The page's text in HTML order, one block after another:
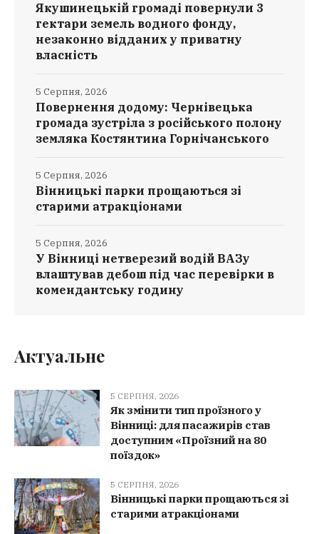
Якушинецькій громаді повернули 3
гектари земель водного фонду,
незаконно відданих у приватну
власність
Повернення додому: Чернівецька
громада зустріла з російського полону
земляка Костянтина Горнічанського
5 Серпня, 2026
Вінницькі парки прощаються зі
старими атракціонами
5 Серпня, 2026
У Вінниці нетверезий водій ВАЗу
влаштував дебош під час перевірки в
комендантську годину
5 Серпня, 2026
Актуальне
5 СЕРПНЯ, 2026
Як змінити тип проїзного у
Вінниці: для пасажирів став
доступним «Проїзний на 80
поїздок»
5 СЕРПНЯ, 2026
Вінницькі парки прощаються зі
старими атракціонами